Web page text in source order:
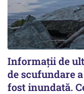
Informații de
de scufundare
fost inundată.